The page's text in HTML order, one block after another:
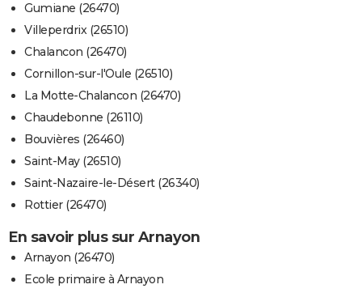
Gumiane (26470)
Villeperdrix (26510)
Chalancon (26470)
Cornillon-sur-l'Oule (26510)
La Motte-Chalancon (26470)
Chaudebonne (26110)
Bouvières (26460)
Saint-May (26510)
Saint-Nazaire-le-Désert (26340)
Rottier (26470)
En savoir plus sur Arnayon
Arnayon (26470)
Ecole primaire à Arnayon